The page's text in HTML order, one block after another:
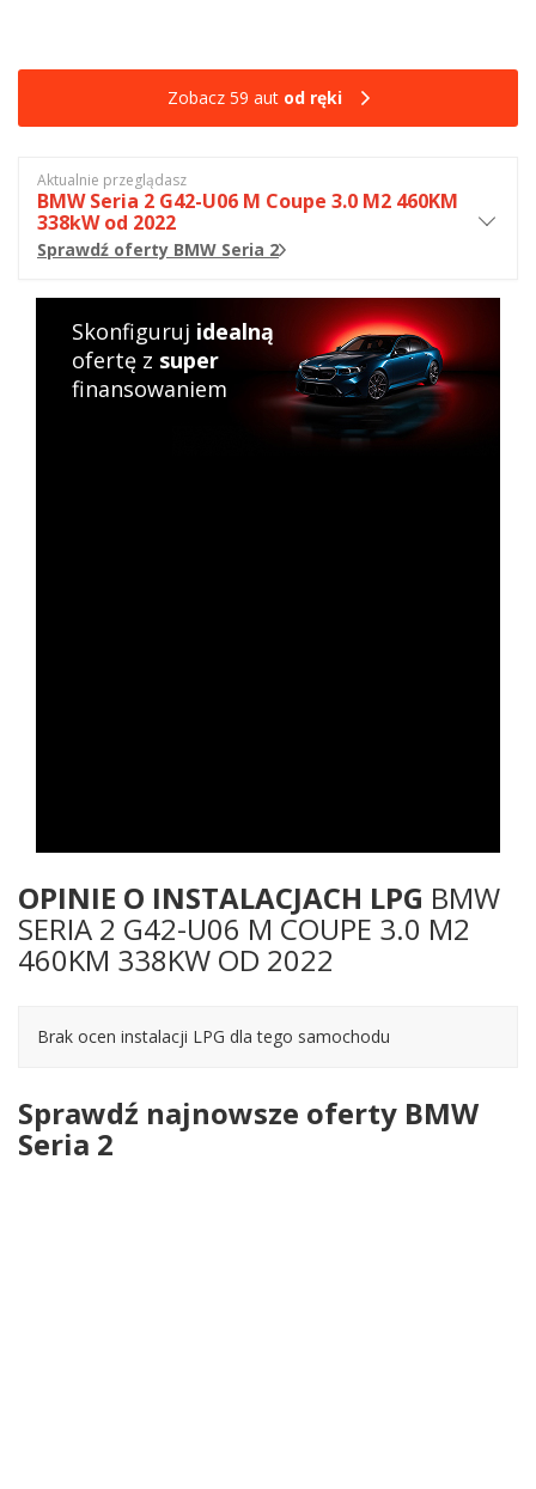
OPINIE O INSTALACJACH LPG BMW
SERIA 2 G42-U06 M COUPE 3.0 M2
460KM 338KW OD 2022
Brak ocen instalacji LPG dla tego samochodu
Sprawdź najnowsze oferty BMW
Seria 2
Zobacz 59 aut od ręki
Aktualnie przeglądasz
BMW Seria 2 G42-U06 M Coupe 3.0 M2 460KM
338kW od 2022
Sprawdź oferty BMW Seria 2
Skonfiguruj idealną
ofertę z super
finansowaniem